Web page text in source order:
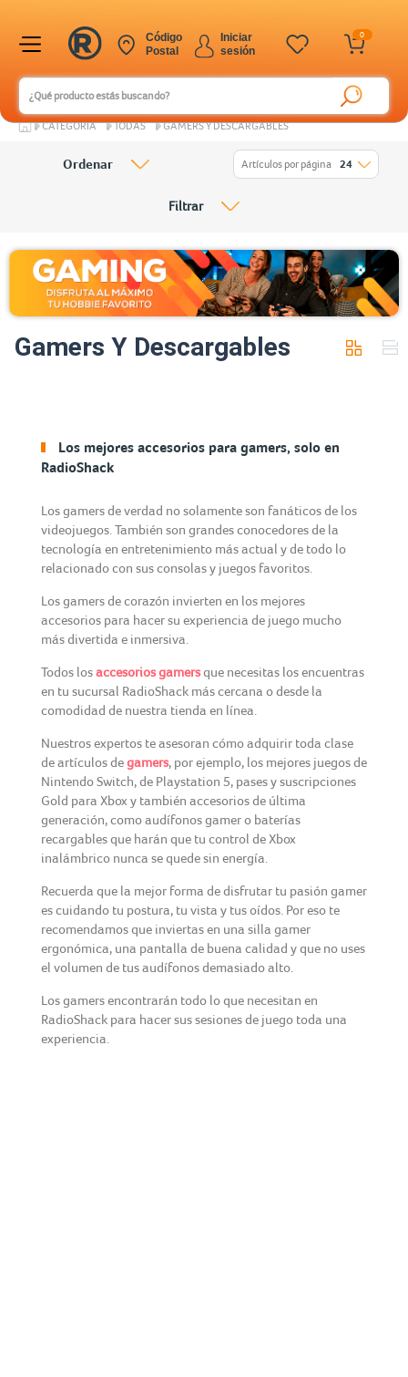
0
Iniciar
sesión
Código
Postal
CATEGORÍA TODAS GAMERS Y DESCARGABLES
Gamers Y Descargables
Ordenar Artículos por página 24
Filtrar
Los mejores accesorios para gamers, solo en
RadioShack
Los gamers de verdad no solamente son fanáticos de los
videojuegos. También son grandes conocedores de la
tecnología en entretenimiento más actual y de todo lo
relacionado con sus consolas y juegos favoritos.
Los gamers de corazón invierten en los mejores
accesorios para hacer su experiencia de juego mucho
más divertida e inmersiva.
Todos losaccesorios gamersque necesitas los encuentras
en tu sucursal RadioShack más cercana o desde la
comodidad de nuestra tienda en línea.
Nuestros expertos te asesoran cómo adquirir toda clase
de artículos degamers, por ejemplo, los mejores juegos de
Nintendo Switch, de Playstation 5, pases y suscripciones
Gold para Xbox y también accesorios de última
generación, como audífonos gamer o baterías
recargables que harán que tu control de Xbox
inalámbrico nunca se quede sin energía.
Recuerda que la mejor forma de disfrutar tu pasión gamer
es cuidando tu postura, tu vista y tus oídos. Por eso te
recomendamos que inviertas en una silla gamer
ergonómica, una pantalla de buena calidad y que no uses
el volumen de tus audífonos demasiado alto.
Los gamers encontrarán todo lo que necesitan en
RadioShack para hacer sus sesiones de juego toda una
experiencia.